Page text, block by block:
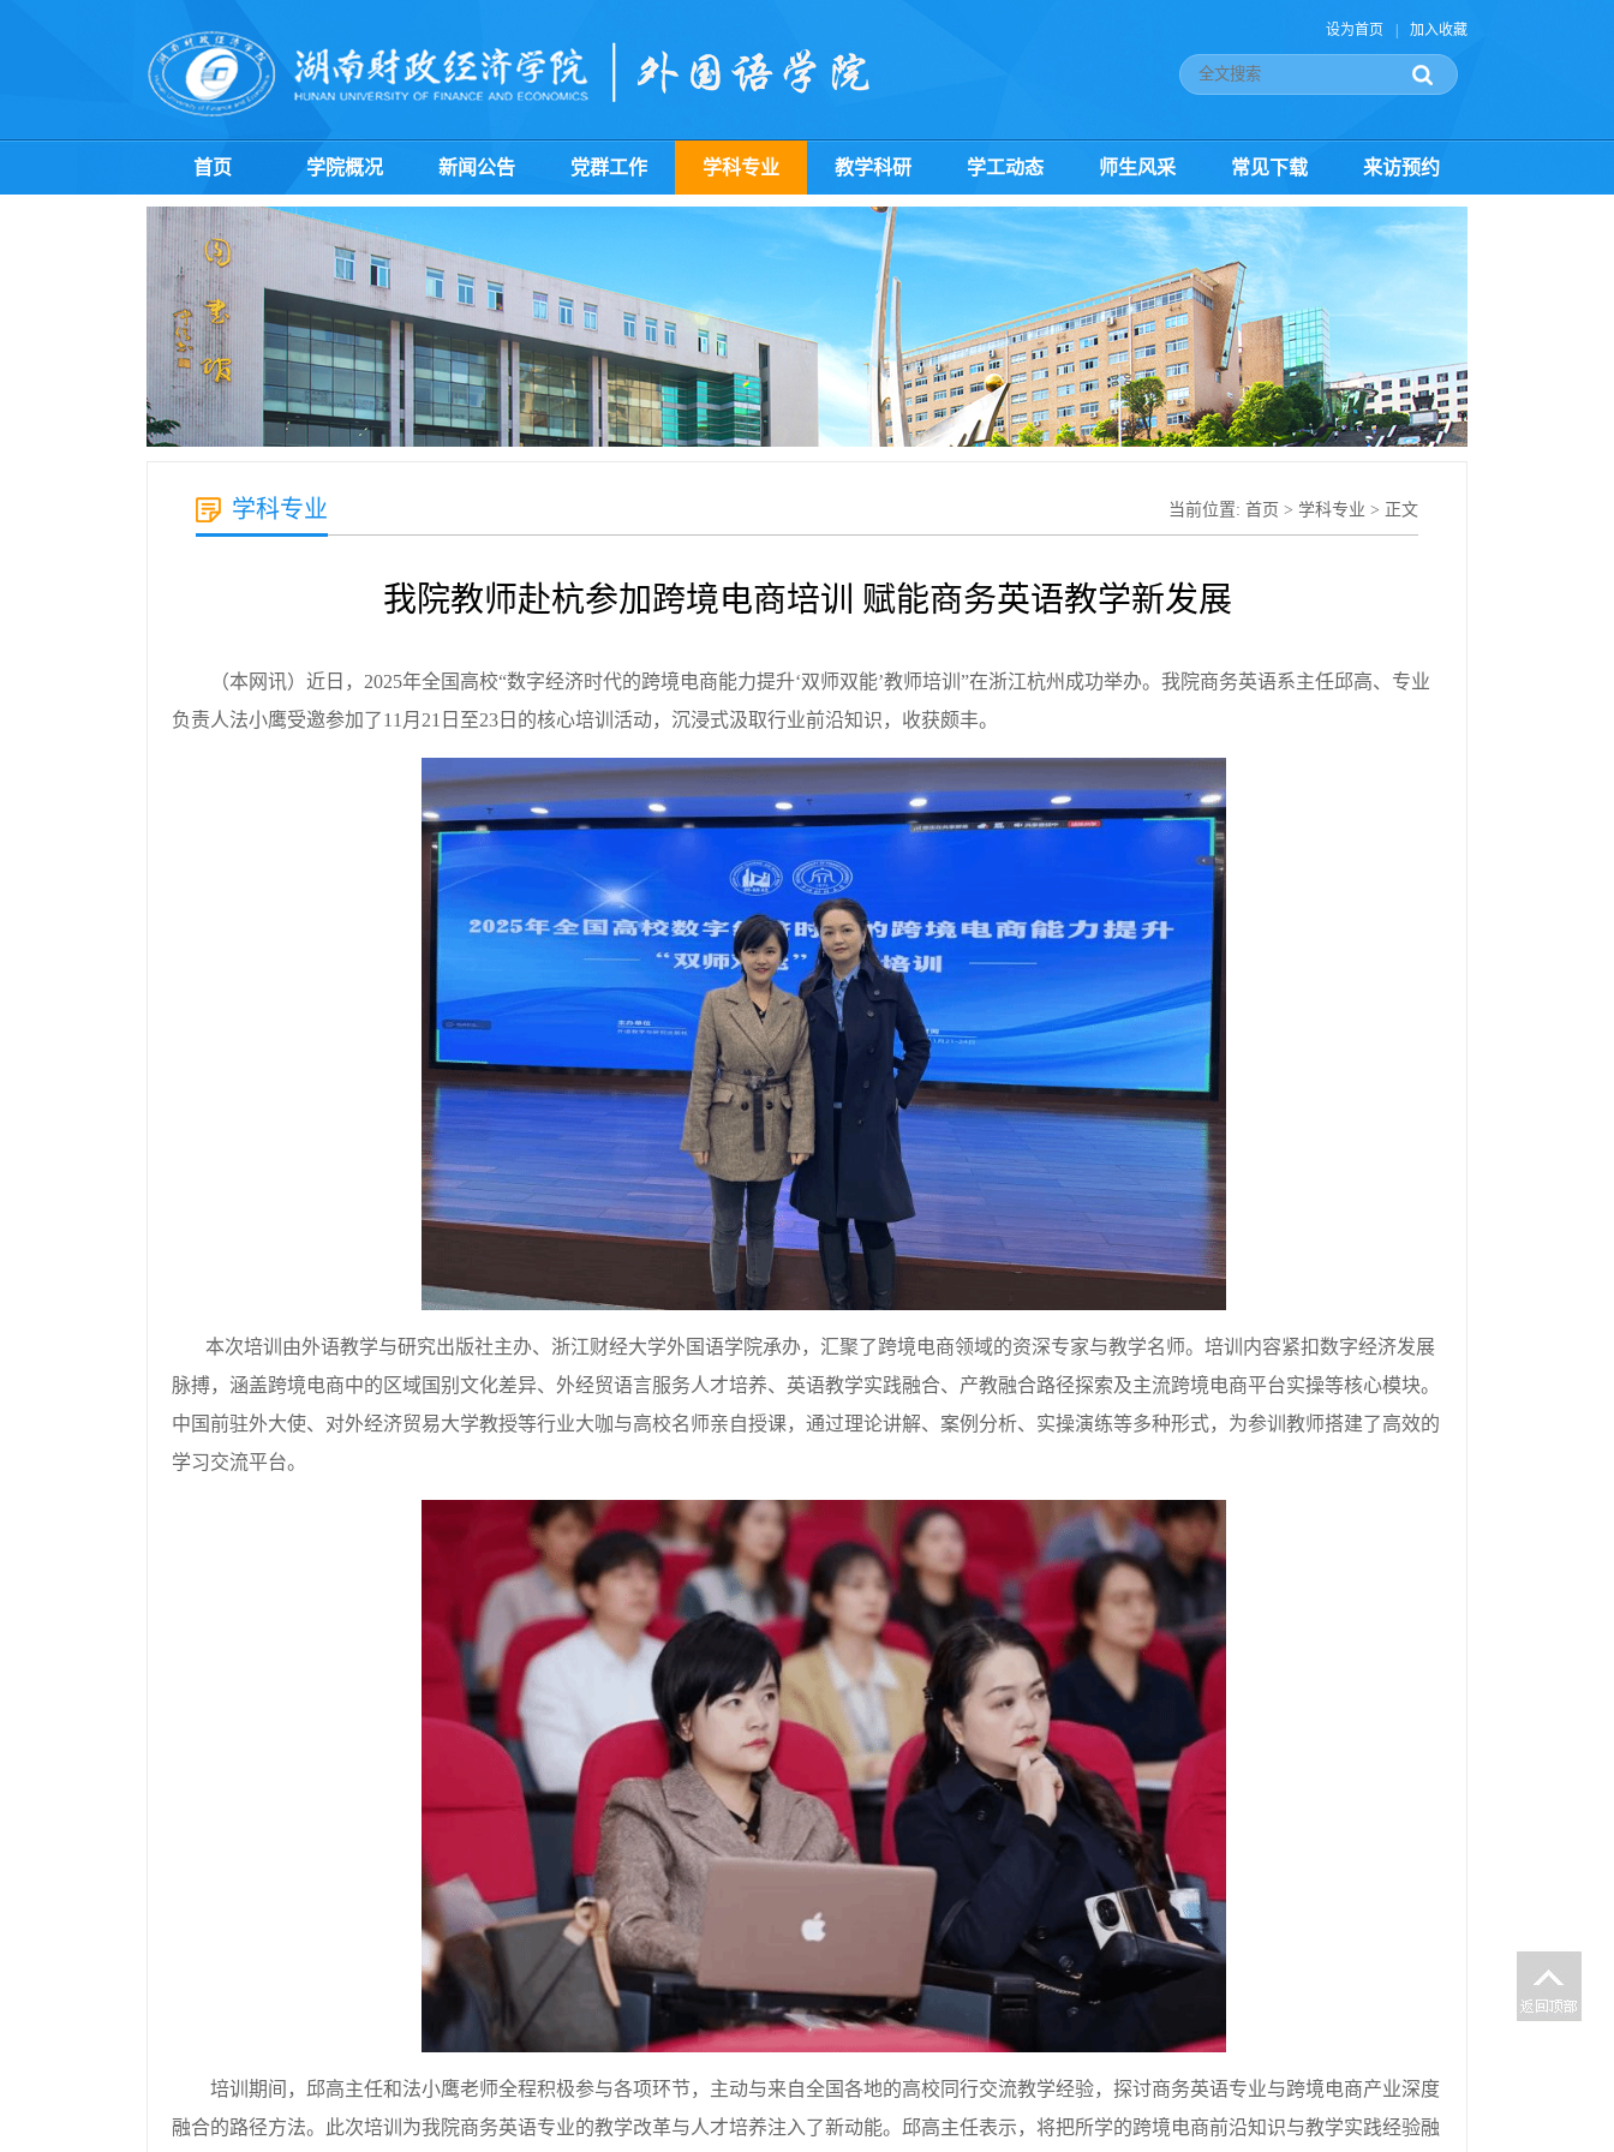
加入收藏
设为首页
首页 学院概况 新闻公告 党群工作 学科专业 教学科研 学工动态 师生风采 常见下载 来访预约
学科专业 当前位置: 首页 > 学科专业 > 正文
我院教师赴杭参加跨境电商培训 赋能商务英语教学新发展
（本网讯）近日， 2025年全国高校“数字经济时代的跨境电商能力提升‘双师双能’教师培训”在浙江杭州成功举办。 我院商务英语系主任邱高、专业
负责人法小鹰受邀参加了11月21日至23日的核心培训活动，沉浸式汲取行业前沿知识，收获颇丰。
本次培训由外语教学与研究出版社主办、浙江财经大学外国语学院承办，汇聚了跨境电商领域的资深专家与教学名师。培训内容紧扣数字经济发展
脉搏，涵盖跨境电商中的区域国别文化差异、外经贸语言服务人才培养、英语教学实践融合、产教融合路径探索及主流跨境电商平台实操等核心模块。
中国前驻外大使、对外经济贸易大学教授等行业大咖与高校名师亲自授课，通过理论讲解、案例分析、实操演练等多种形式，为参训教师搭建了高效的
学习交流平台。
培训期间，邱高主任和法小鹰老师全程积极参与各项环节，主动与来自全国各地的高校同行交流教学经验，探讨商务英语专业与跨境电商产业深度
融合的路径方法。此次培训为我院商务英语专业的教学改革与人才培养注入了新动能。邱高主任表示，将把所学的跨境电商前沿知识与教学实践经验融